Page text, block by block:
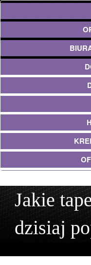
Jakie
dzisiaj